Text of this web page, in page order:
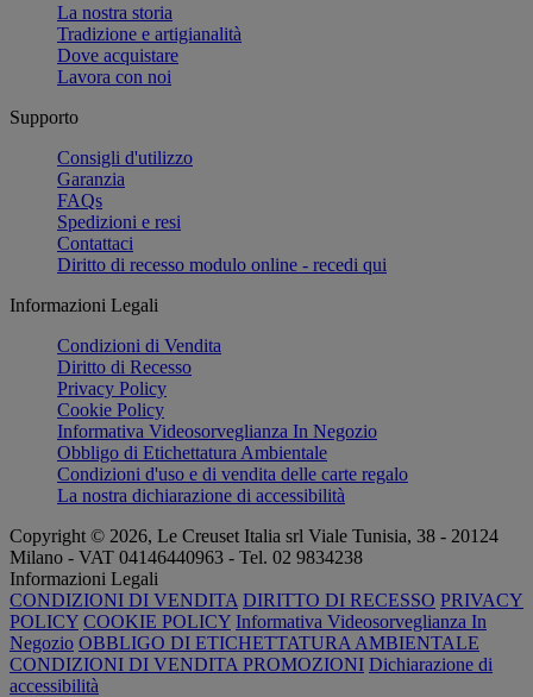
La nostra storia
Tradizione e artigianalità
Dove acquistare
Lavora con noi
Supporto
Consigli d'utilizzo
Garanzia
FAQs
Spedizioni e resi
Contattaci
Diritto di recesso modulo online - recedi qui
Informazioni Legali
Condizioni di Vendita
Diritto di Recesso
Privacy Policy
Cookie Policy
Informativa Videosorveglianza In Negozio
Obbligo di Etichettatura Ambientale
Condizioni d'uso e di vendita delle carte regalo
La nostra dichiarazione di accessibilità
Copyright © 2026, Le Creuset Italia srl ​​Viale Tunisia, 38 - 20124
Milano - VAT 04146440963 - Tel. 02 9834238
Informazioni Legali
CONDIZIONI DI VENDITA DIRITTO DI RECESSO PRIVACY
POLICY COOKIE POLICY Informativa Videosorveglianza In
Negozio OBBLIGO DI ETICHETTATURA AMBIENTALE
CONDIZIONI DI VENDITA PROMOZIONI Dichiarazione di
accessibilità